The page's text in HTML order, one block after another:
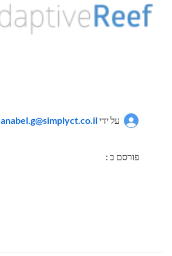
על ידיanabel.g@simplyct.co.il
פורסם ב :